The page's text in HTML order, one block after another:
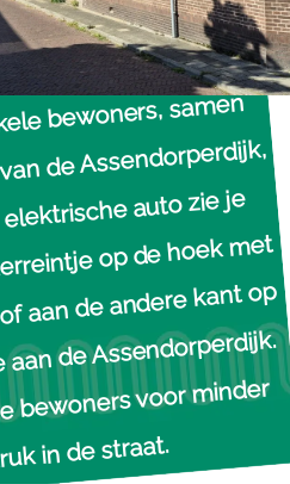
bewoners, samen
de Assendorperdijk,
auto zie je
op de hoek met
aan de andere kant op
de Assendorperdijk.
bewoners voor minder
in de straat.​